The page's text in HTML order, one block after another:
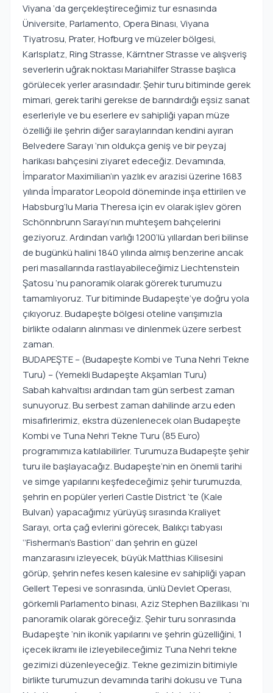
Viyana ‘da gerçekleştireceğimiz tur esnasında
Üniversite, Parlamento, Opera Binası, Viyana
Tiyatrosu, Prater, Hofburg ve müzeler bölgesi,
Karlsplatz, Ring Strasse, Kärntner Strasse ve alışveriş
severlerin uğrak noktası Mariahilfer Strasse başlıca
görülecek yerler arasındadır. Şehir turu bitiminde gerek
mimari, gerek tarihi gerekse de barındırdığı eşsiz sanat
eserleriyle ve bu eserlere ev sahipliği yapan müze
özelliği ile şehrin diğer saraylarından kendini ayıran
Belvedere Sarayı ‘nın oldukça geniş ve bir peyzaj
harikası bahçesini ziyaret edeceğiz. Devamında,
İmparator Maximilian’ın yazlık ev arazisi üzerine 1683
yılında İmparator Leopold döneminde inşa ettirilen ve
Habsburg’lu Maria Theresa için ev olarak işlev gören
Schönnbrunn Sarayı’nın muhteşem bahçelerini
geziyoruz. Ardından varlığı 1200’lü yıllardan beri bilinse
de bugünkü halini 1840 yılında almış benzerine ancak
peri masallarında rastlayabileceğimiz Liechtenstein
Şatosu ‘nu panoramik olarak görerek turumuzu
tamamlıyoruz. Tur bitiminde Budapeşte’ye doğru yola
çıkıyoruz. Budapeşte bölgesi oteline varışımızla
birlikte odaların alınması ve dinlenmek üzere serbest
zaman.
BUDAPEŞTE – (Budapeşte Kombi ve Tuna Nehri Tekne
Turu) – (Yemekli Budapeşte Akşamları Turu)
Sabah kahvaltısı ardından tam gün serbest zaman
sunuyoruz. Bu serbest zaman dahilinde arzu eden
misafirlerimiz, ekstra düzenlenecek olan Budapeşte
Kombi ve Tuna Nehri Tekne Turu (85 Euro)
programımıza katılabilirler. Turumuza Budapeşte şehir
turu ile başlayacağız. Budapeşte’nin en önemli tarihi
ve simge yapılarını keşfedeceğimiz şehir turumuzda,
şehrin en popüler yerleri Castle District ’te (Kale
Bulvarı) yapacağımız yürüyüş sırasında Kraliyet
Sarayı, orta çağ evlerini görecek, Balıkçı tabyası
‘’Fisherman’s Bastion’’ dan şehrin en güzel
manzarasını izleyecek, büyük Matthias Kilisesini
görüp, şehrin nefes kesen kalesine ev sahipliği yapan
Gellert Tepesi ve sonrasında, ünlü Devlet Operası,
görkemli Parlamento binası, Aziz Stephen Bazilikası ‘nı
panoramik olarak göreceğiz. Şehir turu sonrasında
Budapeşte ‘nin ikonik yapılarını ve şehrin güzelliğini, 1
içecek ikramı ile izleyebileceğimiz Tuna Nehri tekne
gezimizi düzenleyeceğiz. Tekne gezimizin bitimiyle
birlikte turumuzun devamında tarihi dokusu ve Tuna